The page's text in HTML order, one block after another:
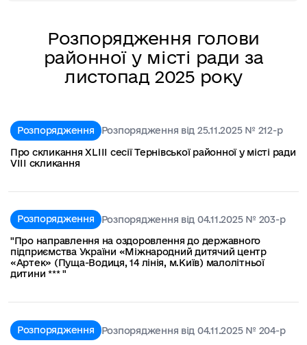
Розпорядження голови
районної у місті ради за
листопад 2025 року
Розпорядження
Розпорядження від 25.11.2025 № 212-р
Про скликання XLІІІ сесії Тернівської районної у місті ради
VIIІ скликання
Розпорядження
Розпорядження від 04.11.2025 № 203-р
"Про направлення на оздоровлення до державного
підприємства України «Міжнародний дитячий центр
«Артек» (Пуща-Водиця, 14 лінія, м.Київ) малолітньої
дитини *** "
Розпорядження
Розпорядження від 04.11.2025 № 204-р